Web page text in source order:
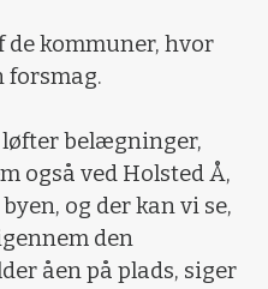
de kommuner, hvor
forsmag.
løfter belægninger,
også ved Holsted Å,
og der kan vi se,
den
åen på plads, siger